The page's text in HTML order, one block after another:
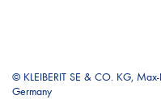
© KLEIBERIT SE & CO. KG,
Germany